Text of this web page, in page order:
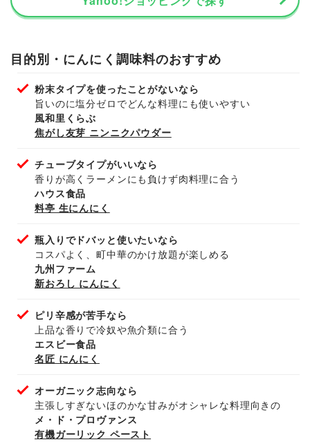
目的別・にんにく調味料のおすすめ
粉末タイプを使ったことがないなら
旨いのに塩分ゼロでどんな料理にも使いやすい
風和里くらぶ
焦がし友芽 ニンニクパウダー
チューブタイプがいいなら
香りが高くラーメンにも負けず肉料理に合う
ハウス食品
料亭 生にんにく
瓶入りでドバッと使いたいなら
コスパよく、町中華のかけ放題が楽しめる
九州ファーム
新おろし にんにく
ピリ辛感が苦手なら
上品な香りで冷奴や魚介類に合う
エスビー食品
名匠 にんにく
オーガニック志向なら
主張しすぎないほのかな甘みがオシャレな料理向きの
メ・ド・プロヴァンス
有機ガーリック ペースト